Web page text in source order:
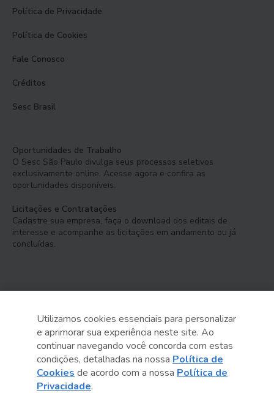
Política de Privacidade
Política de Cookies
Fale Conosco
Créditos
Sesc Brasil
Oportunidades de Trabalho
O Sesc São Paulo divulga seus processos seletivos
exclusivamente online. Acesse agora e confira as
oportunidades disponíveis.
Licitações e Contratações
Cadastre sua empresa, faça o download dos editais de
interesse e acompanhe as licitações em andamento ou já
concluídas.
Serviço Social do Comércio
Administração Regional no Estado de São Paulo
Sesc São Paulo por aí:
Utilizamos cookies essenciais para personalizar
e aprimorar sua experiência neste site. Ao
continuar navegando você concorda com estas
condições, detalhadas na nossa Política de
Cookies de acordo com a nossa Política de
Privacidade.